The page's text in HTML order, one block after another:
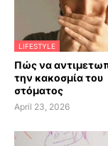
LIFESTYLE
Πώς να
την κακοσμία του
στόματος
April 23, 2026